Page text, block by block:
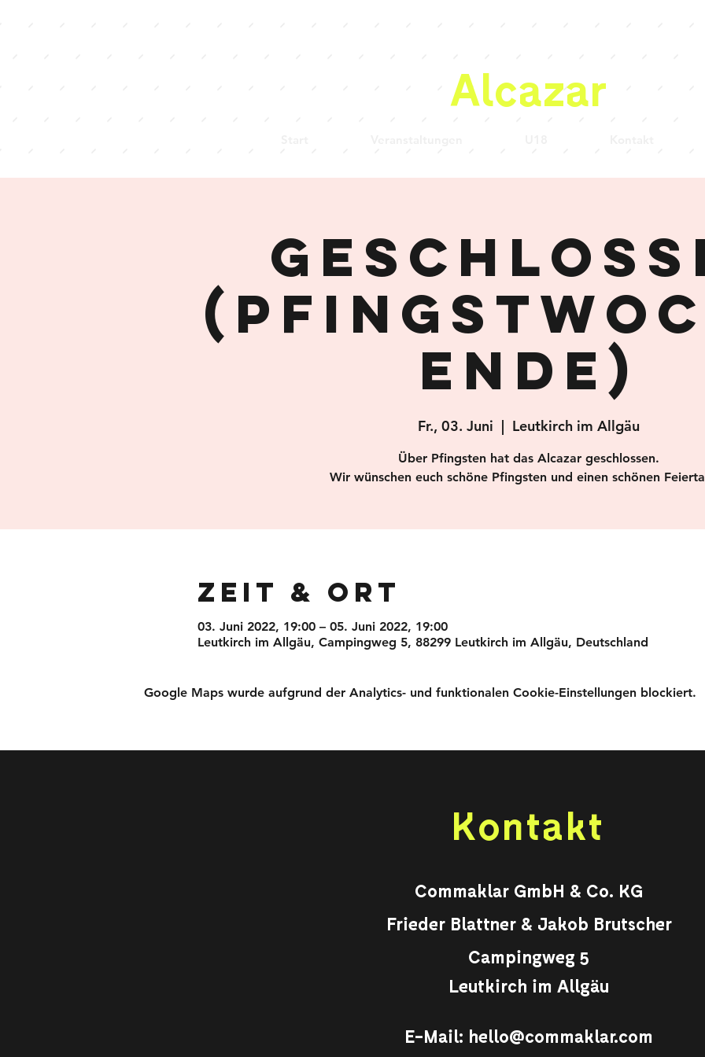
Alcazar
ende)
Fr., 03. Juni
  |
Leutkirch im Allgäu
Über Pfingsten hat das Alcazar geschlossen.
Wir wünschen euch schöne Pfingsten und einen schönen
Zeit & Ort
03. Juni 2022, 19:00 – 05. Juni 2022, 19:00
Leutkirch im Allgäu, Campingweg 5, 88299 Leutkirch im Allgäu, Deutschland
Google Maps wurde aufgrund der Analytics- und funktionalen Cookie-Einstellungen blockiert.
Kontakt
Commaklar GmbH & Co. KG
Frieder Blattner & Jakob Brutscher
Campingweg 5
Leutkirch im Allgäu
E-Mail: hello@commaklar.com